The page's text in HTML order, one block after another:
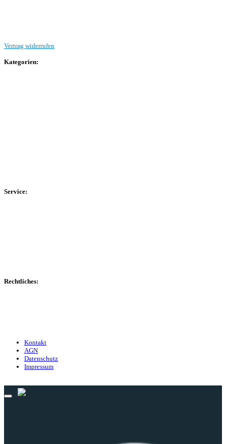
Vertrag widerrufen
Kategorien:
Service:
Rechtliches:
Kontakt
AGN
Datenschutz
Impressum